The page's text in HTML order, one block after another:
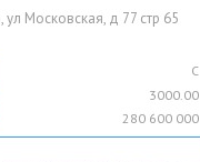
Московская, д 77 стр 65
C
3000.00
280 600 000